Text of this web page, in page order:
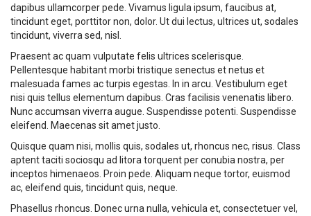
dapibus ullamcorper pede. Vivamus ligula ipsum, faucibus at,
tincidunt eget, porttitor non, dolor. Ut dui lectus, ultrices ut, sodales
tincidunt, viverra sed, nisl.
Praesent ac quam vulputate felis ultrices scelerisque.
Pellentesque habitant morbi tristique senectus et netus et
malesuada fames ac turpis egestas. In in arcu. Vestibulum eget
nisi quis tellus elementum dapibus. Cras facilisis venenatis libero.
Nunc accumsan viverra augue. Suspendisse potenti. Suspendisse
eleifend. Maecenas sit amet justo.
Quisque quam nisi, mollis quis, sodales ut, rhoncus nec, risus. Class
aptent taciti sociosqu ad litora torquent per conubia nostra, per
inceptos himenaeos. Proin pede. Aliquam neque tortor, euismod
ac, eleifend quis, tincidunt quis, neque.
Phasellus rhoncus. Donec urna nulla, vehicula et, consectetuer vel,